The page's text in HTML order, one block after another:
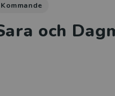
Kommande
och